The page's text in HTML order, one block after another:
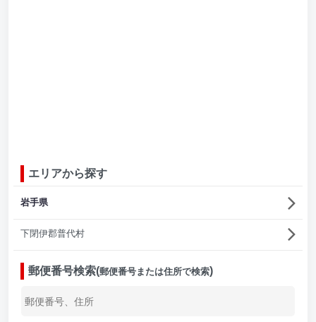
エリアから探す
岩手県
下閉伊郡普代村
郵便番号検索(郵便番号または住所で検索)